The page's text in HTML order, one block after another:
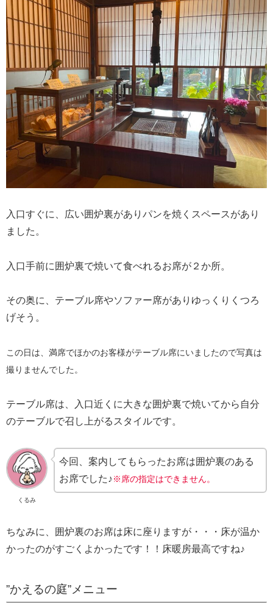
入口すぐに、広い囲炉裏がありパンを焼くスペースがあり
ました。
入口手前に囲炉裏で焼いて食べれるお席が２か所。
その奥に、テーブル席やソファー席がありゆっくりくつろ
げそう。
この日は、満席でほかのお客様がテーブル席にいましたので写真は
撮りませんでした。
テーブル席は、入口近くに大きな囲炉裏で焼いてから自分
のテーブルで召し上がるスタイルです。
くるみ
今回、案内してもらったお席は囲炉裏のある
お席でした♪※席の指定はできません。
ちなみに、囲炉裏のお席は床に座りますが・・・床が温か
かったのがすごくよかったです！！床暖房最高ですね♪
”かえるの庭”メニュー